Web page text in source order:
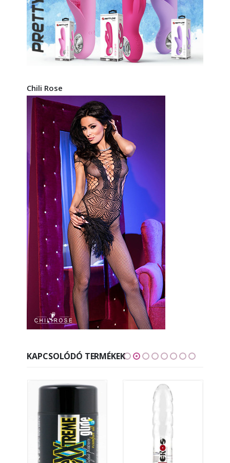
Chili Rose
KAPCSOLÓDÓ TERMÉKEK